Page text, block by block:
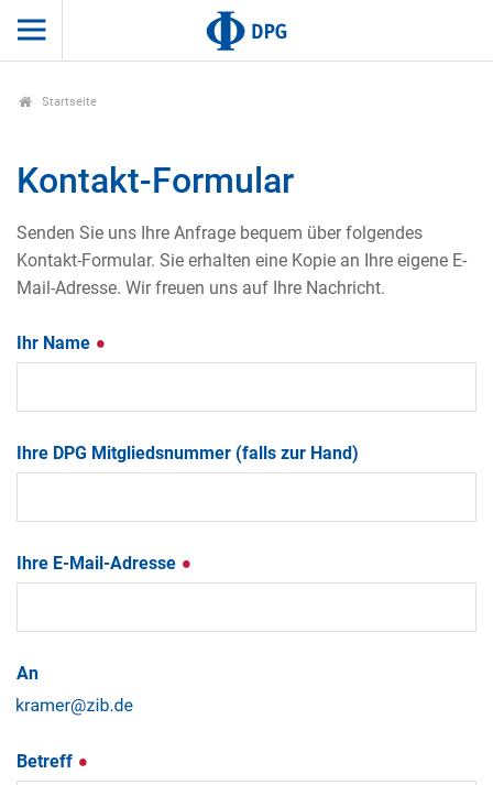
Startseite
Kontakt-Formular
Senden Sie uns Ihre Anfrage bequem über folgendes
Kontakt-Formular. Sie erhalten eine Kopie an Ihre eigene E-
Mail-Adresse. Wir freuen uns auf Ihre Nachricht.
Ihr Name
Ihre DPG Mitgliedsnummer (falls zur Hand)
Ihre E-Mail-Adresse
An
Betreff